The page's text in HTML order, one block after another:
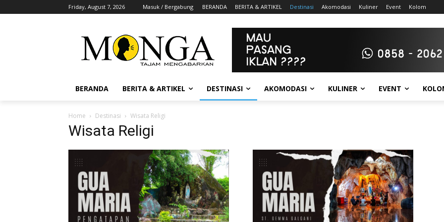
Friday, August 7, 2026 Masuk / Bergabung BERANDA BERITA & ARTIKEL Destinasi Akomodasi Kuliner Event Kolom
BERANDA BERITA & ARTIKEL DESTINASI AKOMODASI KULINER EVENT
Home Destinasi Wisata Religi
Wisata Religi